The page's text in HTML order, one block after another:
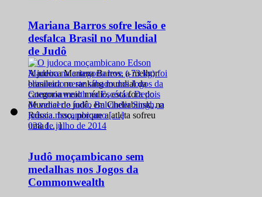
Mariana Barros sofre lesão e
desfalca Brasil no Mundial
de Judô
A judoca Mariana Barros, a melhor
brasileira no ranking mundial da
categoria meio médio, está fora do
Mundial de judô, em Cheliabinsk, na
Rússia. Isso, porque a atleta sofreu
uma […]
028 de julho de 2014
Judô moçambicano sem
medalhas nos Jogos da
Commonwealth